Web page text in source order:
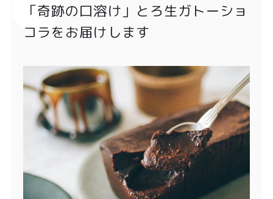
「奇跡の口溶け」とろ生ガトーショ
コラをお届けします